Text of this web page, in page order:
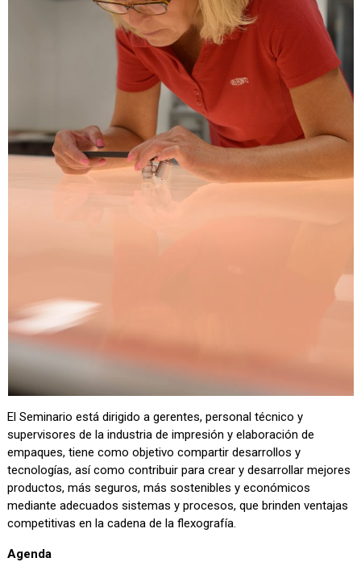
El Seminario está dirigido a gerentes, personal técnico y
supervisores de la industria de impresión y elaboración de
empaques, tiene como objetivo compartir desarrollos y
tecnologías, así como contribuir para crear y desarrollar mejores
productos, más seguros, más sostenibles y económicos
mediante adecuados sistemas y procesos, que brinden ventajas
competitivas en la cadena de la flexografía.
Agenda